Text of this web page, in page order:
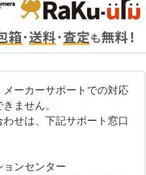
ーカーサポートでの対応
ません。
せは、下記サポート窓口
ンセンター